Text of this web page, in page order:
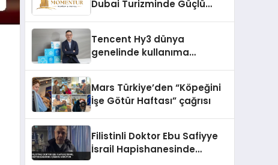
Dubai Turizminde Güçlü
Tencent Hy3 dünya
genelinde kullanıma
Mars Türkiye’den “Köpeğini
İşe Götür Haftası” çağrısı
Filistinli Doktor Ebu Safiyye
İsrail Hapishanesinde